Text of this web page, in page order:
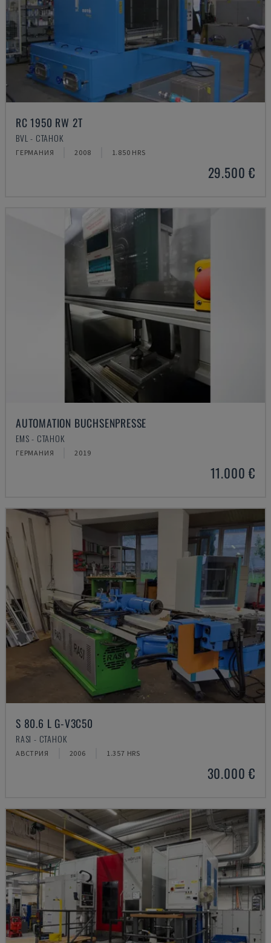
RC 1950 RW 2T
BVL - СТАНОК
ГЕРМАНИЯ 2008 1.850 HRS
29.500 €
AUTOMATION BUCHSENPRESSE
EMS - СТАНОК
ГЕРМАНИЯ 2019
11.000 €
S 80.6 L G-V3C50
RASI - СТАНОК
АВСТРИЯ 2006 1.357 HRS
30.000 €